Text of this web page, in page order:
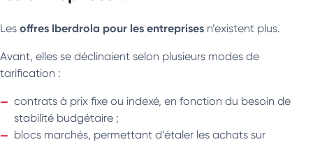
Les offres Iberdrola pour les entreprises n’existent plus.
Avant, elles se déclinaient selon plusieurs modes de
tarification :
contrats à prix fixe ou indexé, en fonction du besoin de
stabilité budgétaire ;
blocs marchés, permettant d’étaler les achats sur